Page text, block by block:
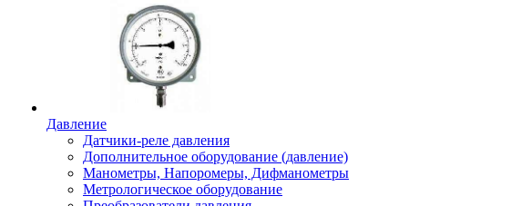
Давление
Датчики-реле давления
Дополнительное оборудование (давление)
Манометры, Напоромеры, Дифманометры
Метрологическое оборудование